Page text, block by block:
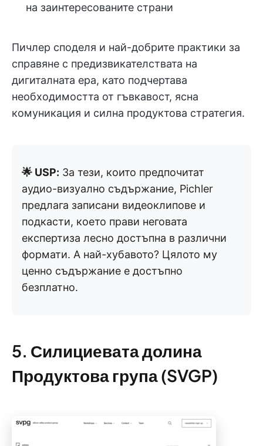
на заинтересованите страни
Пичлер споделя и най-добрите практики за
справяне с предизвикателствата на
дигиталната ера, като подчертава
необходимостта от гъвкавост, ясна
комуникация и силна продуктова стратегия.
🌟 USP: За тези, които предпочитат
аудио-визуално съдържание, Pichler
предлага записани видеоклипове и
подкасти, което прави неговата
експертиза лесно достъпна в различни
формати. А най-хубавото? Цялото му
ценно съдържание е достъпно
безплатно.
5. Силициевата долина
Продуктова група (SVGP)